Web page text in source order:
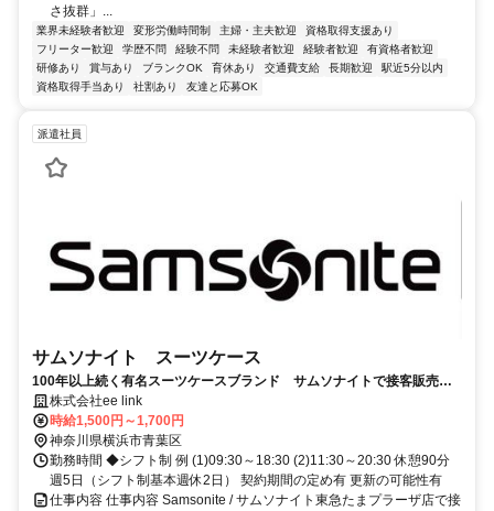
さ抜群」...
業界未経験者歓迎 変形労働時間制 主婦・主夫歓迎
資格取得支援あり
フリーター歓迎
学歴不問 経験不問 未経験者歓迎 経験者歓迎
有資格者歓迎
研修あり
賞与あり ブランクOK 育休あり 交通費支給 長期歓迎
駅近5分以内
資格取得手当あり
社割あり 友達と応募OK
派遣社員
サムソナイト スーツケース
100年以上続く有名スーツケースブランド サムソナイトで接客販売の
お仕事！
株式会社ee link
時給1,500円～1,700円
神奈川県横浜市青葉区
勤務時間 ◆シフト制 例 (1)09:30～18:30 (2)11:30～20:30 休憩90分
週5日（シフト制基本週休2日） 契約期間の定め有 更新の可能性有
仕事内容 仕事内容 Samsonite / サムソナイト東急たまプラーザ店で接